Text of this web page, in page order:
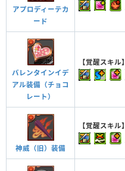
アプロディーテカ
ード
バレンタインイデ
アル装備（チョコ
レート）
【覚醒スキル】
神威（旧）装備
【覚醒スキル】